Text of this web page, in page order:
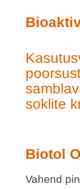
soklite
Biotol
Vahend